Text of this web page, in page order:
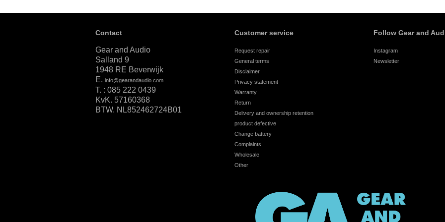
Contact
Gear and Audio
Salland 9
1948 RE Beverwijk
E. info@gearandaudio.com
T. : 085 222 0439
KvK. 57160368
BTW. NL852462724B01
Customer service
Request repair
General terms
Disclaimer
Privacy statement
Warranty
Return
Delivery and ownership retention
product defective
Change battery
Complaints
Wholesale
Other
Follow Gear and
Instagram
Newsletter